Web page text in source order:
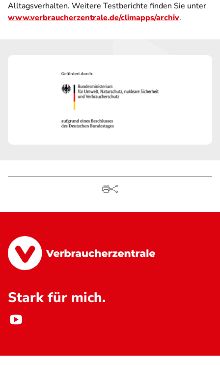
Alltagsverhalten. Weitere Testberichte finden Sie unter
www.verbraucherzentrale.de/climapps/archiv.
Stark für mich.